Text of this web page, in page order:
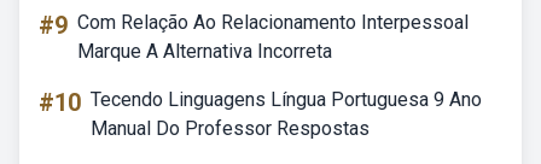
#9 Com Relação Ao Relacionamento Interpessoal
Marque A Alternativa Incorreta
#10 Tecendo Linguagens Língua Portuguesa 9 Ano
Manual Do Professor Respostas